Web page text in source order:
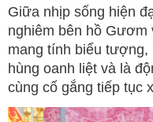
Giữa nhịp sống hiện
nghiêm bên hồ Gươm
mang tính biểu
hùng oanh liệt và là
cùng cố gắng tiếp tục